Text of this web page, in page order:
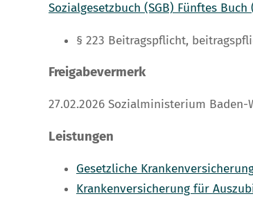
Sozialgesetzbuch (SGB) Fünftes Buch
§ 223 Beitragspflicht,
Freigabevermerk
27.02.2026 Sozialministerium Baden-
Leistungen
Gesetzliche
Krankenversicherung für